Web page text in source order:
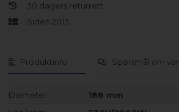
Produktinfo Spørsmål om
Diameter
188 mm
30 dagers returrett
Siden 2013